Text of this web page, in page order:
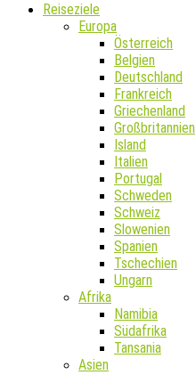
Reiseziele
Europa
Österreich
Belgien
Deutschland
Frankreich
Griechenland
Großbritannien
Island
Italien
Portugal
Schweden
Schweiz
Slowenien
Spanien
Tschechien
Ungarn
Afrika
Namibia
Südafrika
Tansania
Asien